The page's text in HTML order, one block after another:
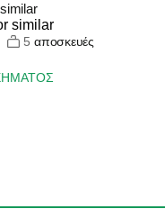
5 αποσκευές